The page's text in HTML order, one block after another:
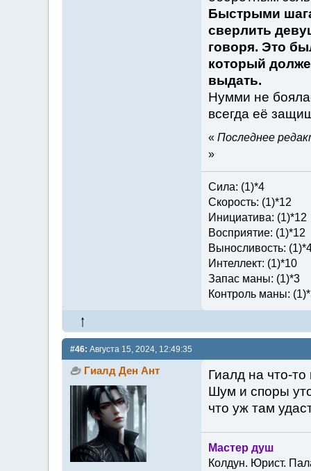
Быстрыми
сверлить
говоря. Это
который
выдать.
Нумми не
всегда её
« Последнее
»
Сила: (1)*4
Скорость: (1)*12
Инициатива: (1)*12
Восприятие: (1)*12
Выносливость:
Интеллект: (1)*10
Запас маны: (1)*3
Контроль маны:
#46: Августа 15, 2024, 12:49:35
Гиалд Ден Ант
Гиалд на что-
Шум и споры
что уж там
Мастер душ
Колдун. Юрист.